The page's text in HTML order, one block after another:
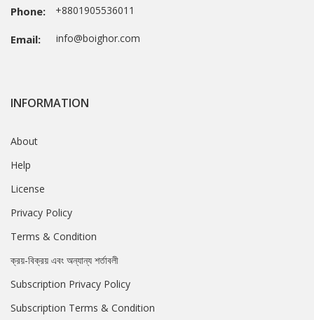
Phone: +8801905536011
Email: info@boighor.com
INFORMATION
About
Help
License
Privacy Policy
Terms & Condition
ক্রয়-বিক্রয় এবং অন্যান্য শর্তাবলী
Subscription Privacy Policy
Subscription Terms & Condition